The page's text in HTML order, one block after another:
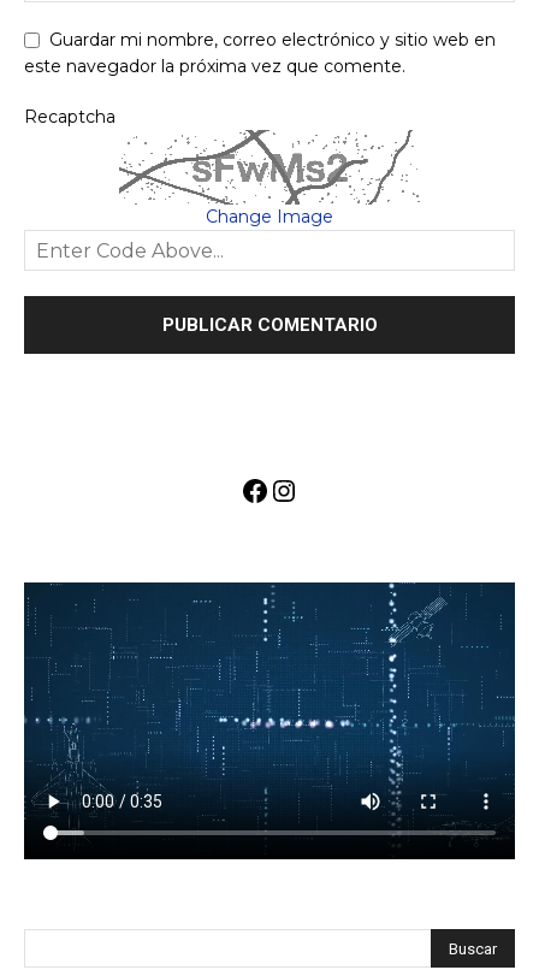
Guardar mi nombre, correo electrónico y sitio web en
este navegador la próxima vez que comente.
Recaptcha
Change Image
Facebook
Instagram